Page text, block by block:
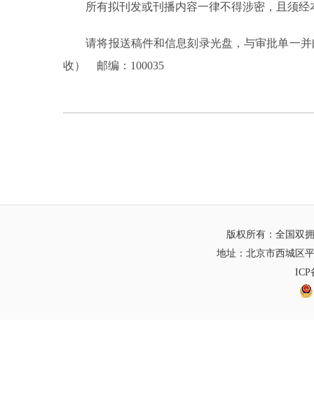
所有拟刊发或刊播内容一律不得涉密，且须经
请将报送稿件和信息刻录光盘，与审批单一并
收） 邮编：100035
版权所有：全国双
地址：北京市西城区
ICP